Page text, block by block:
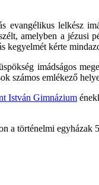
evangélikus lelkész
amelyben a
kegyelmét kérte
imádságos
számos emlékező
István Gimnázium
a történelmi egyházak